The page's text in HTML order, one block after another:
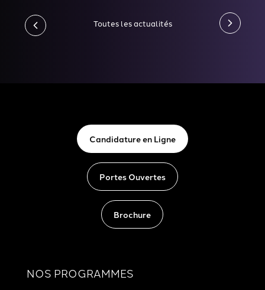
Toutes les actualités
Candidature en Ligne
Portes Ouvertes
Brochure
NOS PROGRAMMES